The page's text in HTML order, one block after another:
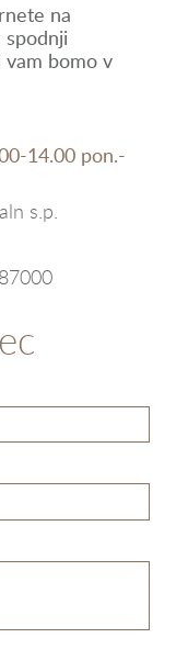
na
bomo v
14.00 pon.-
s.p.